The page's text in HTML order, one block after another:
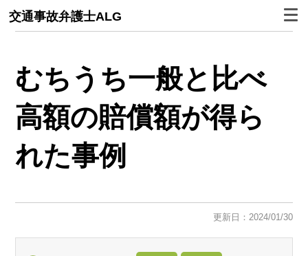
交通事故弁護士ALG
むちうち一般と比べ
高額の賠償額が得ら
れた事例
更新日：2024/01/30